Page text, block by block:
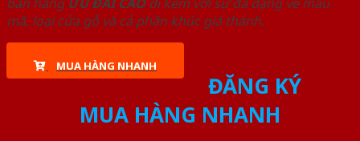
mã, loại cửa gỗ và cả phân khúc giá thành.
MUA HÀNG NHANH
ĐĂNG KÝ
MUA HÀNG NHANH